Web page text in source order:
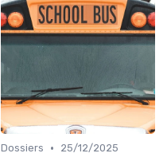
Dossiers •
25/12/2025